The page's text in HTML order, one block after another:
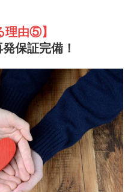
理由⑤】
保証完備！